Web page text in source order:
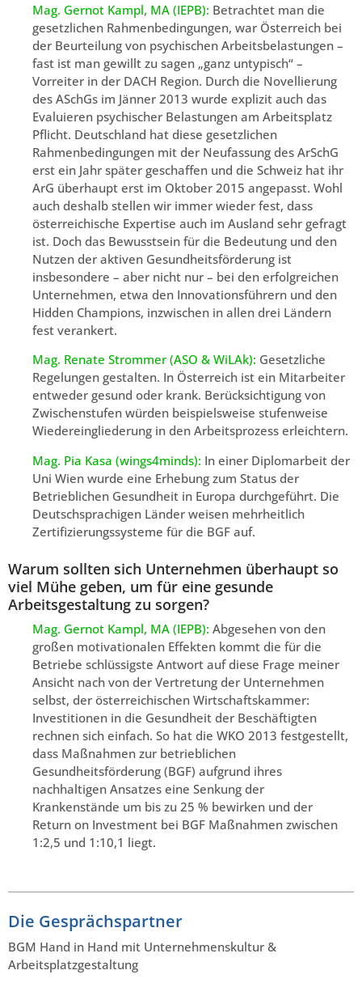
Mag. Gernot Kampl, MA (IEPB): Betrachtet man die
gesetzlichen Rahmenbedingungen, war Österreich bei
der Beurteilung von psychischen Arbeitsbelastungen –
fast ist man gewillt zu sagen „ganz untypisch“ –
Vorreiter in der DACH Region. Durch die Novellierung
des ASchGs im Jänner 2013 wurde explizit auch das
Evaluieren psychischer Belastungen am Arbeitsplatz
Pflicht. Deutschland hat diese gesetzlichen
Rahmenbedingungen mit der Neufassung des ArSchG
erst ein Jahr später geschaffen und die Schweiz hat ihr
ArG überhaupt erst im Oktober 2015 angepasst. Wohl
auch deshalb stellen wir immer wieder fest, dass
österreichische Expertise auch im Ausland sehr gefragt
ist. Doch das Bewusstsein für die Bedeutung und den
Nutzen der aktiven Gesundheitsförderung ist
insbesondere – aber nicht nur – bei den erfolgreichen
Unternehmen, etwa den Innovationsführern und den
Hidden Champions, inzwischen in allen drei Ländern
fest verankert.
Mag. Renate Strommer (ASO & WiLAk): Gesetzliche
Regelungen gestalten. In Österreich ist ein Mitarbeiter
entweder gesund oder krank. Berücksichtigung von
Zwischenstufen würden beispielsweise stufenweise
Wiedereingliederung in den Arbeitsprozess erleichtern.
Mag. Pia Kasa (wings4minds): In einer Diplomarbeit der
Uni Wien wurde eine Erhebung zum Status der
Betrieblichen Gesundheit in Europa durchgeführt. Die
Deutschsprachigen Länder weisen mehrheitlich
Zertifizierungssysteme für die BGF auf.
Warum sollten sich Unternehmen überhaupt so
viel Mühe geben, um für eine gesunde
Arbeitsgestaltung zu sorgen?
Mag. Gernot Kampl, MA (IEPB): Abgesehen von den
großen motivationalen Effekten kommt die für die
Betriebe schlüssigste Antwort auf diese Frage meiner
Ansicht nach von der Vertretung der Unternehmen
selbst, der österreichischen Wirtschaftskammer:
Investitionen in die Gesundheit der Beschäftigten
rechnen sich einfach. So hat die WKO 2013 festgestellt,
dass Maßnahmen zur betrieblichen
Gesundheitsförderung (BGF) aufgrund ihres
nachhaltigen Ansatzes eine Senkung der
Krankenstände um bis zu 25 % bewirken und der
Return on Investment bei BGF Maßnahmen zwischen
1:2,5 und 1:10,1 liegt.
Die Gesprächspartner
BGM Hand in Hand mit Unternehmenskultur &
Arbeitsplatzgestaltung